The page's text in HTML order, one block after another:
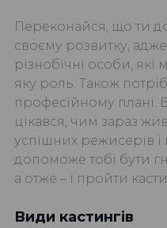
Переконайся, що ти
своєму розвитку,
різнобічні особи,
яку роль. Також
професійному плані.
цікався, чим зараз
успішних режисерів
допоможе тобі бути
а отже – і пройти
Види кастингів